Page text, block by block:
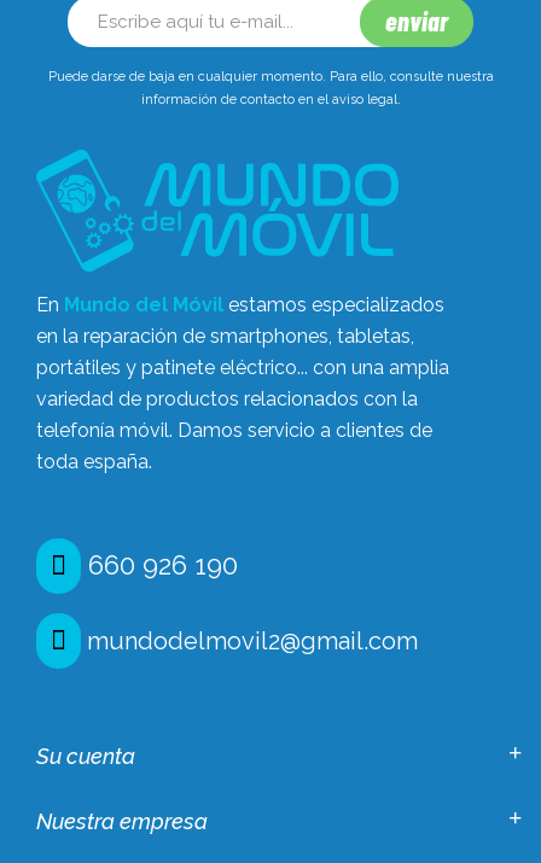
Puede darse de baja en cualquier momento. Para ello, consulte nuestra
información de contacto en el aviso legal.
En Mundo del Móvil estamos especializados
en la reparación de smartphones, tabletas,
portátiles y patinete eléctrico... con una amplia
variedad de productos relacionados con la
telefonía móvil. Damos servicio a clientes de
toda españa.
660 926 190
mundodelmovil2@gmail.com
Su cuenta
Nuestra empresa